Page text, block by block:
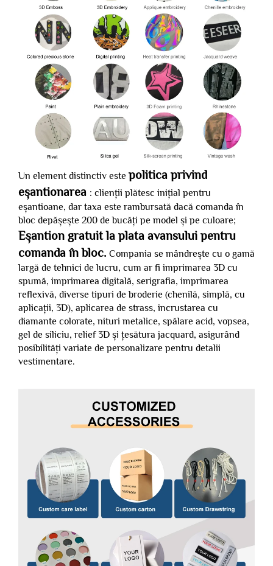
Un element distinctiv este politica privind
eșantionarea : clienții plătesc inițial pentru
eșantioane, dar taxa este rambursată dacă comanda în
bloc depășește 200 de bucăți pe model și pe culoare;
Eșantion gratuit la plata avansului pentru
comanda în bloc. Compania se mândrește cu o gamă
largă de tehnici de lucru, cum ar fi imprimarea 3D cu
spumă, imprimarea digitală, serigrafia, imprimarea
reflexivă, diverse tipuri de broderie (chenilă, simplă, cu
aplicații, 3D), aplicarea de strass, incrustarea cu
diamante colorate, nituri metalice, spălare acid, vopsea,
gel de siliciu, relief 3D și țesătura jacquard, asigurând
posibilități variate de personalizare pentru detalii
vestimentare.